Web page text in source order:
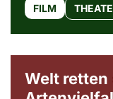
FILM
Welt retten